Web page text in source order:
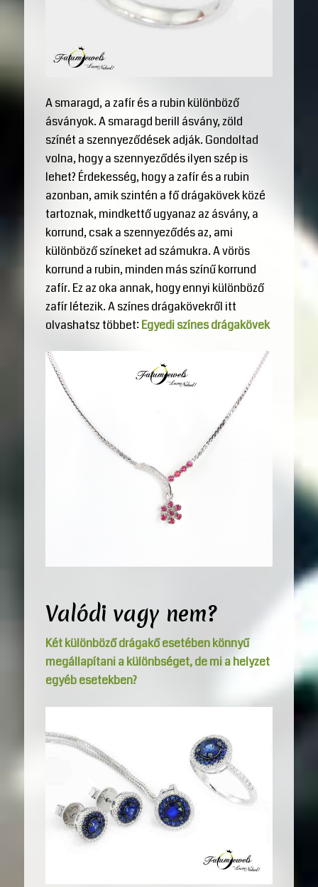
A smaragd, a zafír és a rubin különböző
ásványok. A smaragd berill ásvány, zöld
színét a szennyeződések adják. Gondoltad
volna, hogy a szennyeződés ilyen szép is
lehet? Érdekesség, hogy a zafír és a rubin
azonban, amik szintén a fő drágakövek közé
tartoznak, mindkettő ugyanaz az ásvány, a
korrund, csak a szennyeződés az, ami
különböző színeket ad számukra. A vörös
korrund a rubin, minden más színű korrund
zafír. Ez az oka annak, hogy ennyi különböző
zafír létezik. A színes drágakövekről itt
olvashatsz többet: Egyedi színes drágakövek
Valódi vagy nem?
Két különböző drágakő esetében könnyű
megállapítani a különbséget, de mi a helyzet
egyéb esetekben?